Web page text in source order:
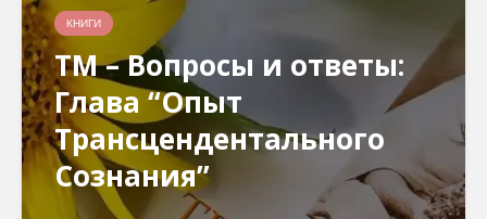
КНИГИ
ТМ – Вопросы и ответы:
Глава “Опыт
Трансцендентального
Сознания”